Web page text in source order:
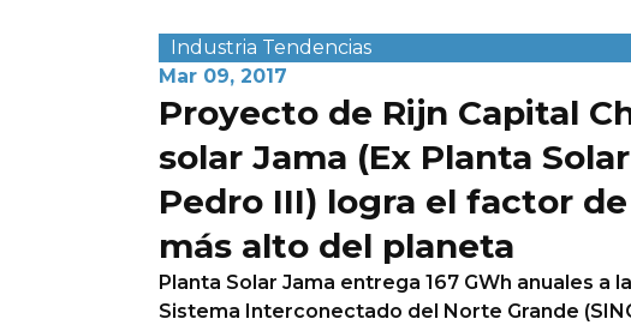
Industria Tendencias
Mar 09, 2017
Proyecto de Rijn Capital
solar Jama (Ex Planta
Pedro III) logra el factor
más alto del planeta
Planta Solar Jama entrega 167 GWh anuales a
Sistema Interconectado del Norte Grande